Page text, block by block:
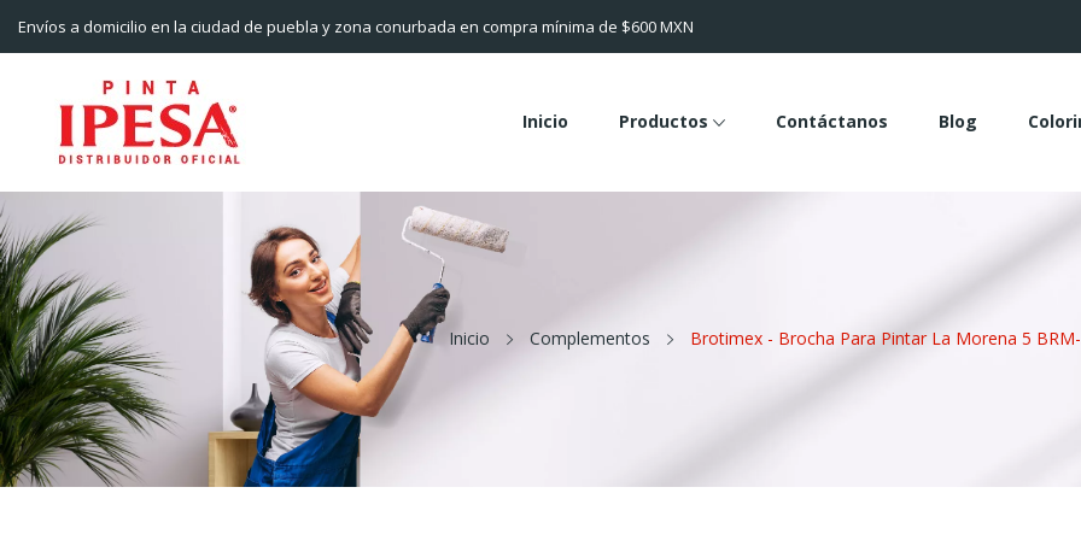
Envíos a domicilio en la ciudad de puebla y zona conurbada en compra mínima de $600 MXN
Inicio Productos Contáctanos Blog
Inicio Complementos Brotimex - Brocha Para Pintar La Morena 5